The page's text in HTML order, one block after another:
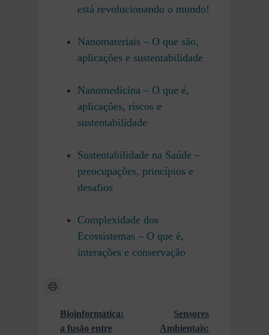
está revolucionando o mundo!
Nanomateriais – O que são,
aplicações e sustentabilidade
Nanomedicina – O que é,
aplicações, riscos e
sustentabilidade
Sustentabilidade na Saúde –
preocupações, princípios e
desafios
Complexidade dos
Ecossistemas – O que é,
interações e conservação
Bioinformática:
a fusão entre
Sensores
Ambientais: